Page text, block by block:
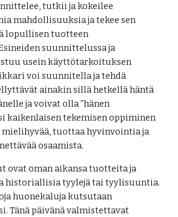
tutkii ja kokeilee
mahdollisuuksia ja tekee sen
lopullisen tuotteen
suunnittelussa ja
usein käyttötarkoituksen
voi suunnitella ja tehdä
ainakin sillä hetkellä häntä
ja voivat olla ”hänen
kaikenlaisen tekemisen oppiminen
mielihyvää, tuottaa hyvinvointia ja
osaamista.
ovat oman aikansa tuotteita ja
historiallisia tyylejä tai tyylisuuntia.
huonekaluja kutsutaan
Tänä päivänä valmistettavat